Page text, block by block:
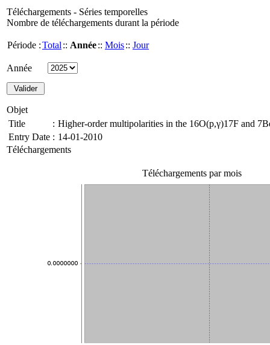
Téléchargements - Séries temporelles
Nombre de téléchargements durant la période
Période :Total :: Année:: Mois:: Jour
Année
Objet
Title
: Higher-order multipolarities in the 16O(p,γ)17F and
Entry Date : 14-01-2010
Téléchargements
Téléchargements par mois